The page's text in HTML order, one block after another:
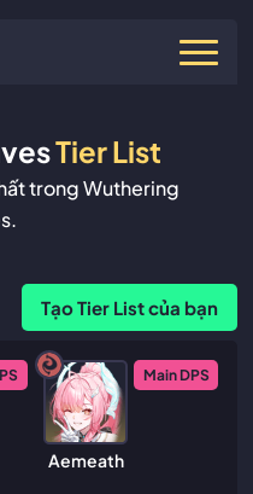
Tier List
trong Wuthering
Tạo Tier List của bạn
Aemeath
Main DPS